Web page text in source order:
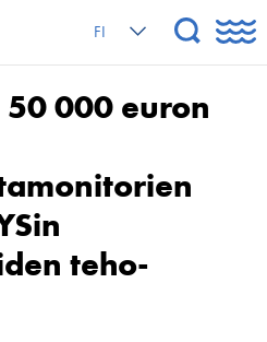
FI
000 euron
teho-